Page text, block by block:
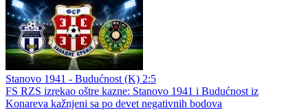
Stanovo 1941 - Budućnost (K) 2:5
FS RZS izrekao oštre kazne: Stanovo 1941 i Budućnost iz
Konareva kažnjeni sa po devet negativnih bodova